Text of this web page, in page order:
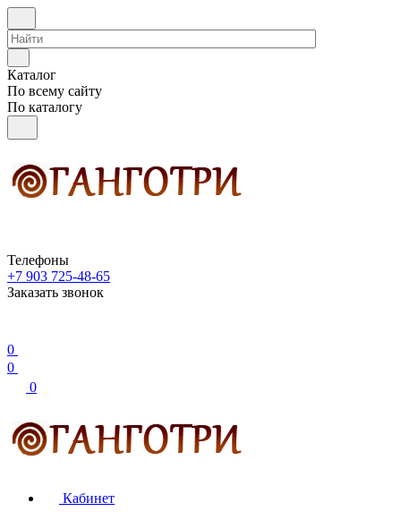
Каталог
По всему сайту
По каталогу
Телефоны
+7 903 725-48-65
Заказать звонок
0
0
0
Кабинет